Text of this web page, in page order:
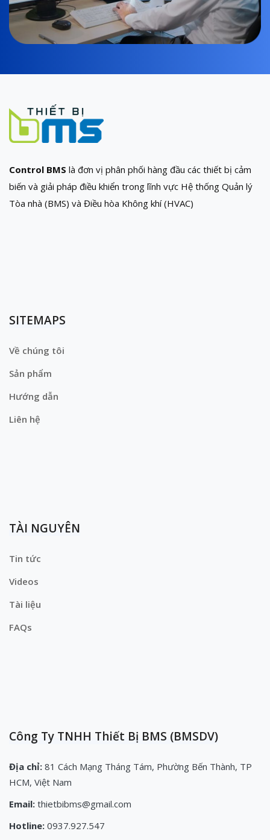
Control BMS là đơn vị phân phối hàng đầu các thiết bị cảm
biến và giải pháp điều khiển trong lĩnh vực Hệ thống Quản lý
Tòa nhà (BMS) và Điều hòa Không khí (HVAC)
SITEMAPS
Về chúng tôi
Sản phẩm
Hướng dẫn
Liên hệ
TÀI NGUYÊN
Tin tức
Videos
Tài liệu
FAQs
Công Ty TNHH Thiết Bị BMS (BMSDV)
Địa chỉ: 81 Cách Mạng Tháng Tám, Phường Bến Thành, TP
HCM, Việt Nam
Email: thietbibms@gmail.com
Hotline: 0937.927.547